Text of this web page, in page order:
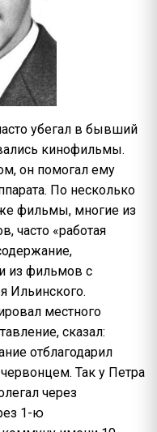
убегал в бывший
кинофильмы.
он помогал ему
По несколько
фильмы, многие из
часто «работая
из фильмов с
Ильинского.
местного
сказал:
отблагодарил
Так у Петра
через
1-ю